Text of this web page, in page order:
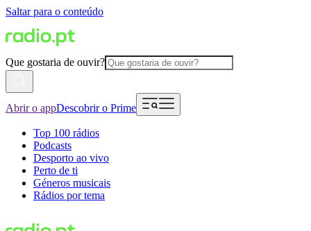
Saltar para o conteúdo
Que gostaria de ouvir?
Abrir o appDescobrir o Prime
Top 100 rádios
Podcasts
Desporto ao vivo
Perto de ti
Géneros musicais
Rádios por tema